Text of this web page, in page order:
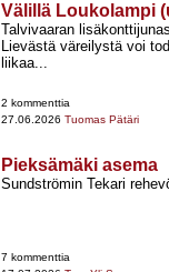
Välillä Loukolampi
Talvivaaran
Lievästä väreilystä voi
liikaa...
2 kommenttia
27.06.2026 Tuomas Pätäri
Pieksämäki asema
Sundströmin Tekari
7 kommenttia